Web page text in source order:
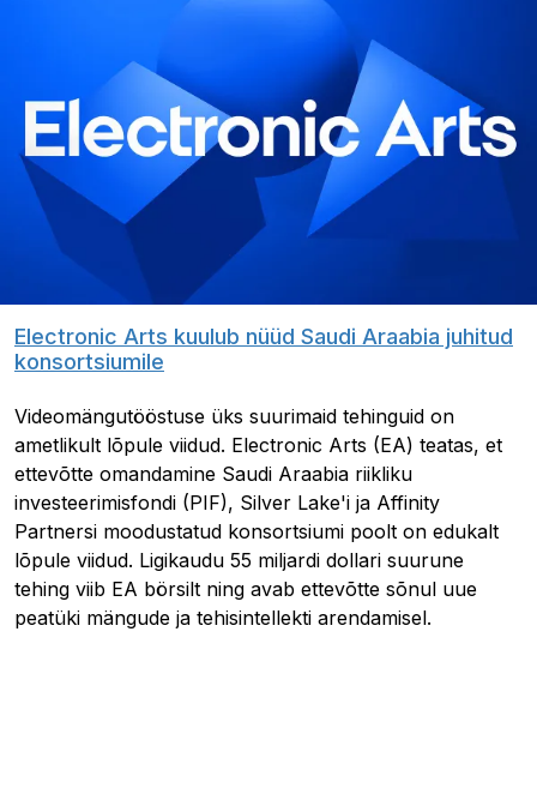
Electronic Arts kuulub nüüd Saudi Araabia juhitud
konsortsiumile
Videomängutööstuse üks suurimaid tehinguid on
ametlikult lõpule viidud. Electronic Arts (EA) teatas, et
ettevõtte omandamine Saudi Araabia riikliku
investeerimisfondi (PIF), Silver Lake'i ja Affinity
Partnersi moodustatud konsortsiumi poolt on edukalt
lõpule viidud. Ligikaudu 55 miljardi dollari suurune
tehing viib EA börsilt ning avab ettevõtte sõnul uue
peatüki mängude ja tehisintellekti arendamisel.